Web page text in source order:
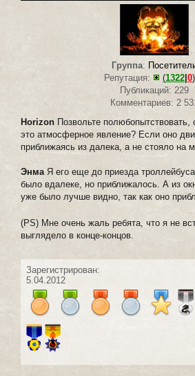
Группа:
Репутация:
(1322 0)
Публикаций: 229
Комментариев: 2
Horizon Позвольте полюбопытствовать,
это атмосферное явление? Если оно
приближаясь из далека, а не стояло на
ЭнмаЯ его еще до приезда
было вдалеке, но приближалось. А из
уже было лучше видно, так как оно
(PS) Мне очень жаль ребята, что я не
выглядело в конце-концов.
Зарегистрирован:
5.04.2012